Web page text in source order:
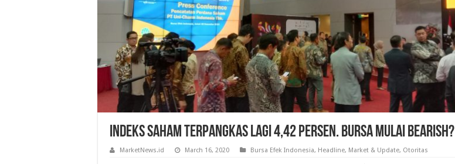
Indeks Saham Terpangkas lagi 4,42 Persen. Bursa Mulai Bearish?
MarketNews.id March 16, 2020 Bursa Efek Indonesia, Headline, Market & Update, Otoritas